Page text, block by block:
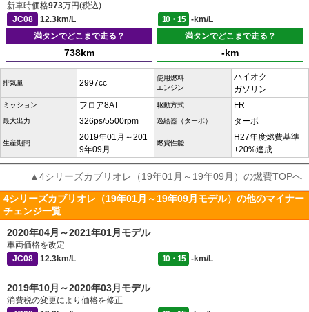
新車時価格973万円(税込)
JC08
12.3km/L 10・15
-km/L
満タンでどこまで走る？
738km
満タンでどこまで走る？
-km
排気量 2997cc
使用燃料
エンジン
ハイオク
ガソリン
ミッション フロア8AT 駆動方式 FR
最大出力 326ps/5500rpm 過給器（ターボ） ターボ
生産期間
2019年01月～201
9年09月
燃費性能
H27年度燃費基準
+20%達成
▲4シリーズカブリオレ（19年01月～19年09月）の燃費TOPへ
4シリーズカブリオレ（19年01月～19年09月モデル）の他のマイナー
チェンジ一覧
2020年04月～2021年01月モデル
車両価格を改定
JC08
12.3km/L 10・15 -km/L
2019年10月～2020年03月モデル
消費税の変更により価格を修正